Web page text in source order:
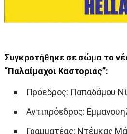
Συγκροτήθηκε σε σώμα το
“Παλαίμαχοι Καστοριάς”:
Πρόεδρος: Παπαδάμου
Αντιπρόεδρος:
Γραμματέας: Ντέμκας